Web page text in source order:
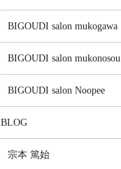
BIGOUDI salon mukogawa
BIGOUDI salon mukonosou
BIGOUDI salon Noopee
BLOG
宗本 篤始